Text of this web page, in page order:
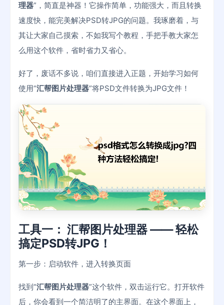
理器”，简直是神器！它操作简单，功能强大，而且转换
速度快，能完美解决PSD转JPG的问题。我琢磨着，与
其让大家自己摸索，不如我写个教程，手把手教大家怎
么用这个软件，省时省力又省心。
好了，废话不多说，咱们直接进入正题，开始学习如何
使用“汇帮图片处理器”将PSD文件转换为JPG文件！
工具一： 汇帮图片处理器—— 轻松
搞定PSD转JPG！
第一步：启动软件，进入转换页面
找到“汇帮图片处理器”这个软件，双击运行它。打开软件
后，你会看到一个简洁明了的主界面。在这个界面上，